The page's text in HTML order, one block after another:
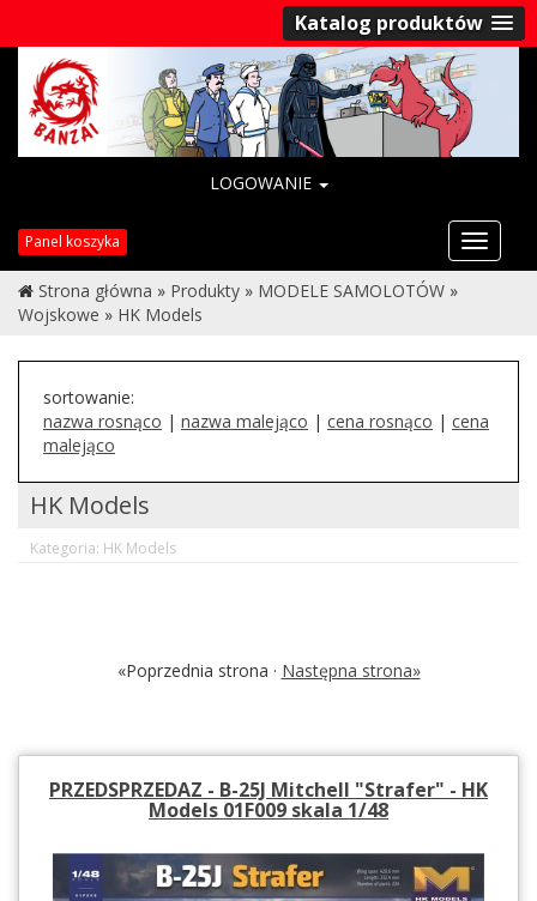
Katalog produktów
LOGOWANIE
Panel koszyka
Strona główna » Produkty » MODELE SAMOLOTÓW »
Wojskowe » HK Models
sortowanie:
nazwa rosnąco | nazwa malejąco | cena rosnąco | cena
malejąco
HK Models
Kategoria: HK Models
«Poprzednia strona · Następna strona»
PRZEDSPRZEDAZ - B-25J Mitchell "Strafer" - HK
Models 01F009 skala 1/48